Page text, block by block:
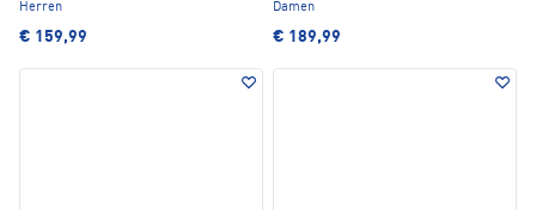
Herren
€ 159,99
Damen
€ 189,99